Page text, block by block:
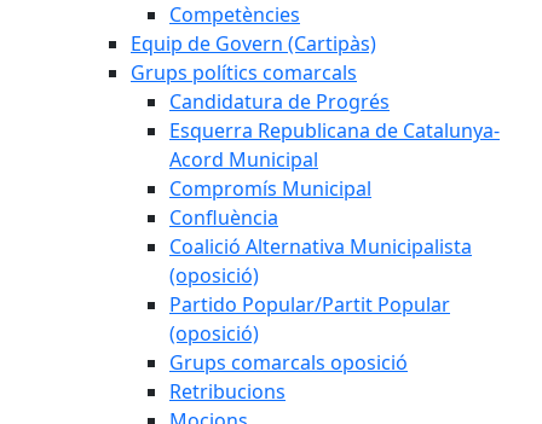
Competències
Equip de Govern (Cartipàs)
Grups polítics comarcals
Candidatura de Progrés
Esquerra Republicana de Catalunya-
Acord Municipal
Compromís Municipal
Confluència
Coalició Alternativa Municipalista
(oposició)
Partido Popular/Partit Popular
(oposició)
Grups comarcals oposició
Retribucions